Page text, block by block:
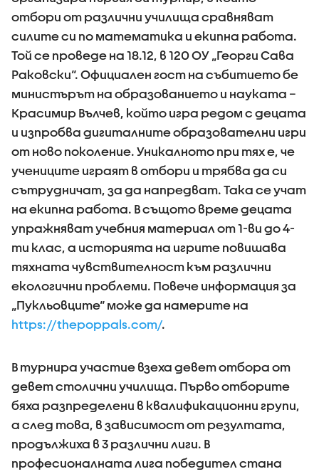
отбори от различни училища сравняват
силите си по математика и екипна работа.
Той се проведе на 18.12, в 120 ОУ „Георги Сава
Раковски“. Официален гост на събитието бе
министърът на образованието и науката –
Красимир Вълчев, който игра редом с децата
и изпробва дигиталните образователни игри
от ново поколение. Уникалното при тях е, че
учениците играят в отбори и трябва да си
сътрудничат, за да напредват. Така се учат
на екипна работа. В същото време децата
упражняват учебния материал от 1-ви до 4-
ти клас, а историята на игрите повишава
тяхната чувствителност към различни
екологични проблеми. Повече информация за
„Пукльовците“ може да намерите на
https://thepoppals.com/.
В турнира участие взеха девет отбора от
девет столични училища. Първо отборите
бяха разпределени в квалификационни групи,
а след това, в зависимост от резултата,
продължиха в 3 различни лиги. В
професионалната лига победител стана